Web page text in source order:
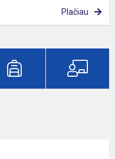
Plačiau